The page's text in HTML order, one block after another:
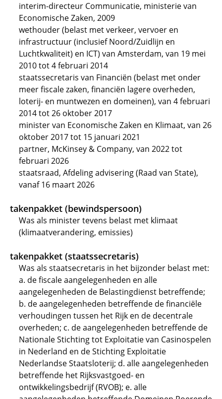
interim-directeur Communicatie, ministerie van
Economische Zaken, 2009
wethouder (belast met verkeer, vervoer en
infrastructuur (inclusief Noord/Zuidlijn en
Luchtkwaliteit) en ICT) van Amsterdam, van 19 mei
2010 tot 4 februari 2014
staatssecretaris van Financiën (belast met onder
meer fiscale zaken, financiën lagere overheden,
loterij- en muntwezen en domeinen), van 4 februari
2014 tot 26 oktober 2017
minister van Economische Zaken en Klimaat, van 26
oktober 2017 tot 15 januari 2021
partner, McKinsey & Company, van 2022 tot
februari 2026
staatsraad, Afdeling advisering (Raad van State),
vanaf 16 maart 2026
takenpakket (bewindspersoon)
Was als minister tevens belast met klimaat
(klimaatverandering, emissies)
takenpakket (staatssecretaris)
Was als staatsecretaris in het bijzonder belast met:
a. de fiscale aangelegenheden en alle
aangelegenheden de Belastingdienst betreffende;
b. de aangelegenheden betreffende de financiële
verhoudingen tussen het Rijk en de decentrale
overheden; c. de aangelegenheden betreffende de
Nationale Stichting tot Exploitatie van Casinospelen
in Nederland en de Stichting Exploitatie
Nederlandse Staatsloterij; d. alle aangelegenheden
betreffende het Rijksvastgoed- en
ontwikkelingsbedrijf (RVOB); e. alle